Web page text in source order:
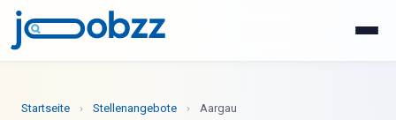
Startseite › Stellenangebote › Aargau